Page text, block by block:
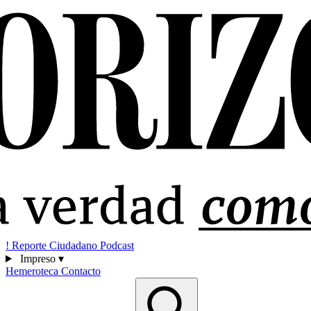
! Reporte Ciudadano Podcast
Impreso ▾
Hemeroteca Contacto